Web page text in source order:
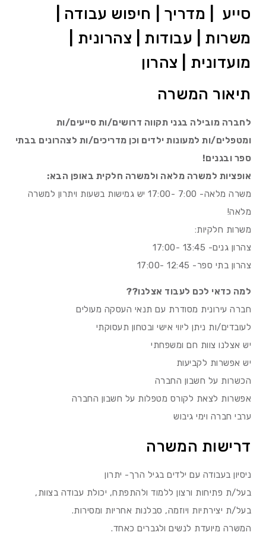
סייע | מדריך | חיפוש עבודה |
משרות | עבודות | צהרונית |
מועדונית | צהרון
תיאור המשרה
לחברה מובילה בגני תקווה דרושים/ות סייעים/ות
ומטפלים/ות למעונות ילדים וכן מדריכים/ות לצהרונים בבתי
ספר ובגנים!
אופציות למשרה מלאה ולמשרה חלקית באופן הבא:
משרה מלאה- 7:00 -17:00 יש גמישות בשעות ויתרון למשרה
מלאה!
משרות חלקיות:
צהרון גנים- 13:45 -17:00
צהרון בתי ספר- 12:45 -17:00
למה כדאי לכם לעבוד אצלנו??
חברה עירונית מסודרת עם תנאי העסקה מעולים
לעובדים/ות ניתן ליווי אישי ובטחון תעסוקתי
יש אצלנו צוות חם ומשפחתי
יש אפשרות לקביעות
הכשרות על חשבון החברה
אפשרות לצאת לקורס מטפלות על חשבון החברה
ערבי חברה וימי גיבוש
דרישות המשרה
ניסיון בעבודה עם ילדים בגיל הרך- יתרון
בעל/ת פתיחות ורצון ללמוד ולהתפתח, יכולת עבודה בצוות,
בעל/ת יצירתיות ויוזמה, סבלנות אחריות ומסירות.
המשרה מיועדת לנשים ולגברים כאחד.